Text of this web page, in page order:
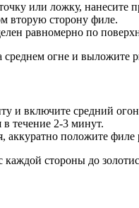
или ложку, нанесите
вторую сторону филе.
равномерно по
среднем огне и выложите
и включите средний
в течение 2-3 минут.
аккуратно положите
стороны до